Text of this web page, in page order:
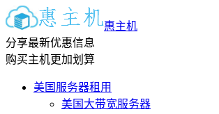
惠主机
分享最新优惠信息
购买主机更加划算
美国服务器租用
美国大带宽服务器